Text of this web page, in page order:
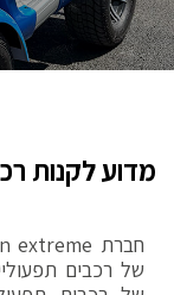
של רכבים